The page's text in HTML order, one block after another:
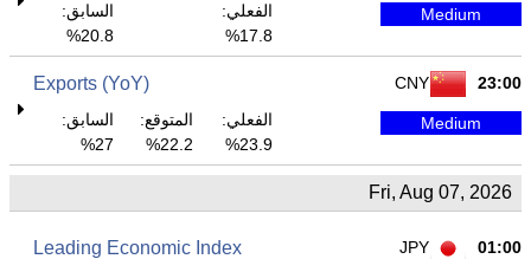
Medium
الفعلي:
17.8%
السابق:
20.8%
23:00
CNY
Exports (YoY)
Medium
الفعلي:
23.9%
المتوقع:
22.2%
السابق:
27%
Fri, Aug 07, 2026
01:00
JPY
Leading Economic Index